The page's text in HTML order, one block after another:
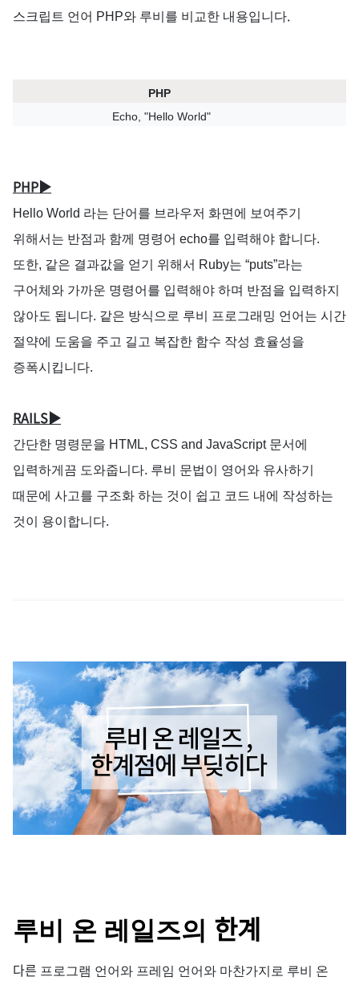
스크립트 언어 PHP와 루비를 비교한 내용입니다.
PHP
Echo, "Hello World"
PHP▶
Hello World 라는 단어를 브라우저 화면에
보여주기
위해서는 반점과 함께 명령어 echo를 입력해야 합니다.
또한, 같은 결과값을 얻기 위해서 Ruby는 “puts”라는
구어체와 가까운 명령어를 입력해야 하며 반점을 입력하지
않아도 됩니다. 같은 방식으로 루비 프로그래밍 언어는 시간
절약에
도움을 주고 길고 복잡한 함수 작성 효율성을
증폭시킵니다.
RAILS▶
간단한 명령문을 HTML, CSS and JavaScript 문서에
입력하게끔 도와줍니다. 루비 문법이 영어와 유사하기
때문에 사고를 구조화 하는 것이 쉽고 코드 내에 작성하는
것이
용이합니다.
루비 온 레일즈의 한계
다른 프로그램 언어와 프레임 언어와 마찬가지로 루비
온